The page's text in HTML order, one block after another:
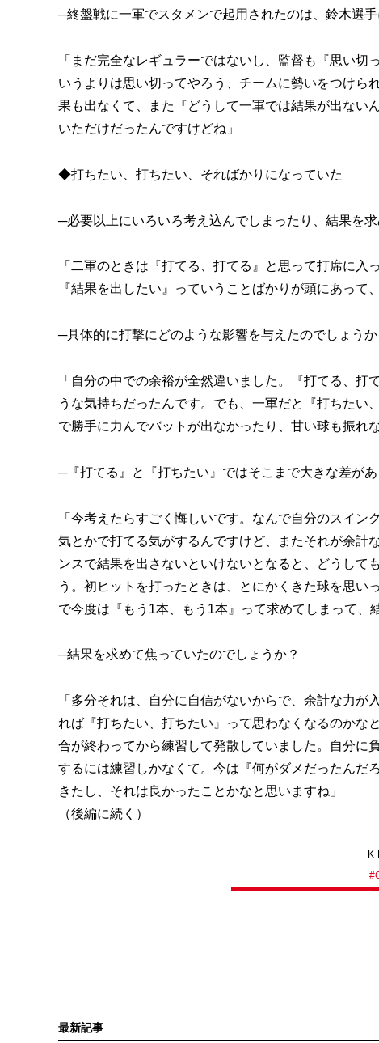
─終盤戦に一軍でスタメンで起用されたのは、鈴木選
「まだ完全なレギュラーではないし、監督も『思い
いうよりは思い切ってやろう、チームに勢いをつけら
果も出なくて、また『どうして一軍では結果が出ない
いただけだったんですけどね」
◆打ちたい、打ちたい、そればかりになっていた
─必要以上にいろいろ考え込んでしまったり、結果を
「二軍のときは『打てる、打てる』と思って打席に入
『結果を出したい』っていうことばかりが頭にあって
─具体的に打撃にどのような影響を与えたのでしょうか
「自分の中での余裕が全然違いました。『打てる、
うな気持ちだったんです。でも、一軍だと『打ちた
で勝手に力んでバットが出なかったり、甘い球も振れ
─『打てる』と『打ちたい』ではそこまで大きな差があ
「今考えたらすごく悔しいです。なんで自分のスイ
気とかで打てる気がするんですけど、またそれが余計
ンスで結果を出さないといけないとなると、どうして
う。初ヒットを打ったときは、とにかくきた球を思い
で今度は『もう1本、もう1本』って求めてしまって、
─結果を求めて焦っていたのでしょうか？
「多分それは、自分に自信がないからで、余計な力
れば『打ちたい、打ちたい』って思わなくなるのかな
合が終わってから練習して発散していました。自分に
するには練習しかなくて。今は『何がダメだったん
きたし、それは良かったことかなと思いますね」
（後編に続く）
#
最新記事